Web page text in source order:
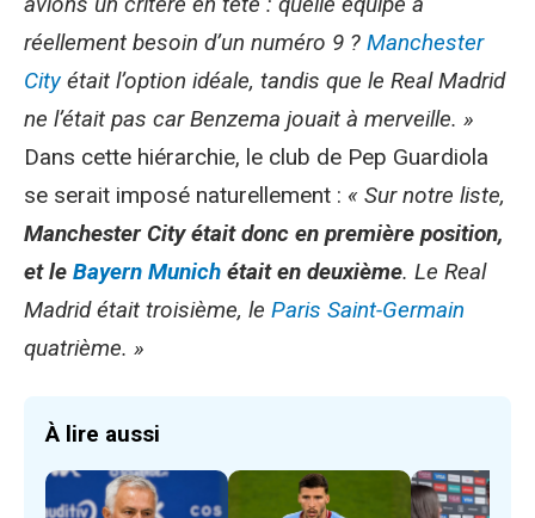
réellement besoin d’un numéro 9 ? Manchester
Cityétait l’option idéale, tandis que le Real Madrid
ne l’était pas car Benzema jouait à merveille. »
Dans cette hiérarchie, le club de Pep Guardiola
se serait imposé naturellement : « Sur notre liste,
Manchester City était donc en première position,
et le Bayern Munich était en deuxième. Le Real
Madrid était troisième, le Paris Saint-Germain
quatrième. »
À lire aussi